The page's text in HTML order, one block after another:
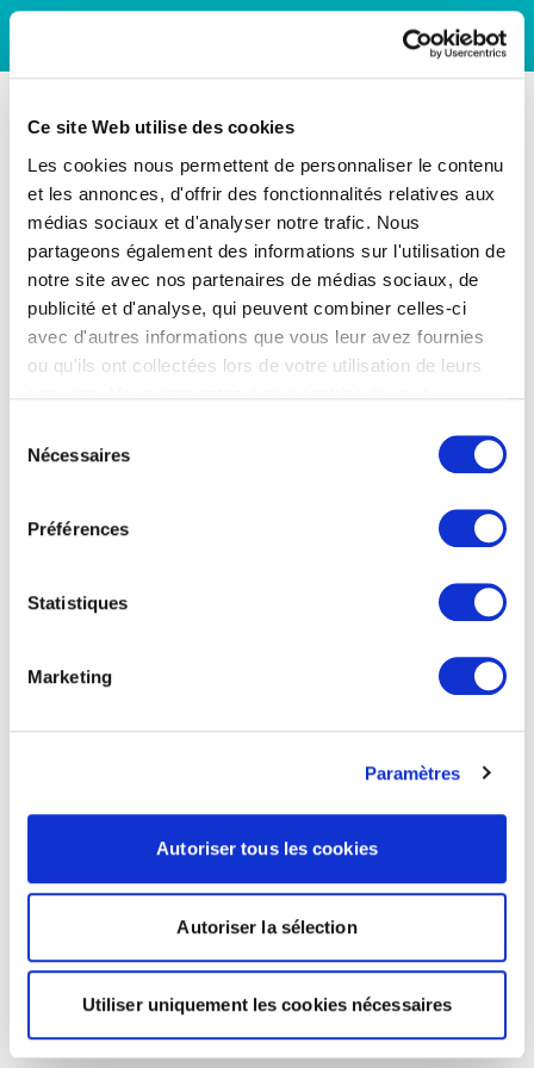
Ce site Web utilise des cookies
Les cookies nous permettent de personnaliser le contenu
et les annonces, d'offrir des fonctionnalités relatives aux
médias sociaux et d'analyser notre trafic. Nous
partageons également des informations sur l'utilisation de
notre site avec nos partenaires de médias sociaux, de
publicité et d'analyse, qui peuvent combiner celles-ci
avec d'autres informations que vous leur avez fournies
ou qu'ils ont collectées lors de votre utilisation de leurs
Nécessaires
Préférences
Statistiques
Marketing
Paramètres
Autoriser tous les cookies
Autoriser la sélection
Utiliser uniquement les cookies nécessaires